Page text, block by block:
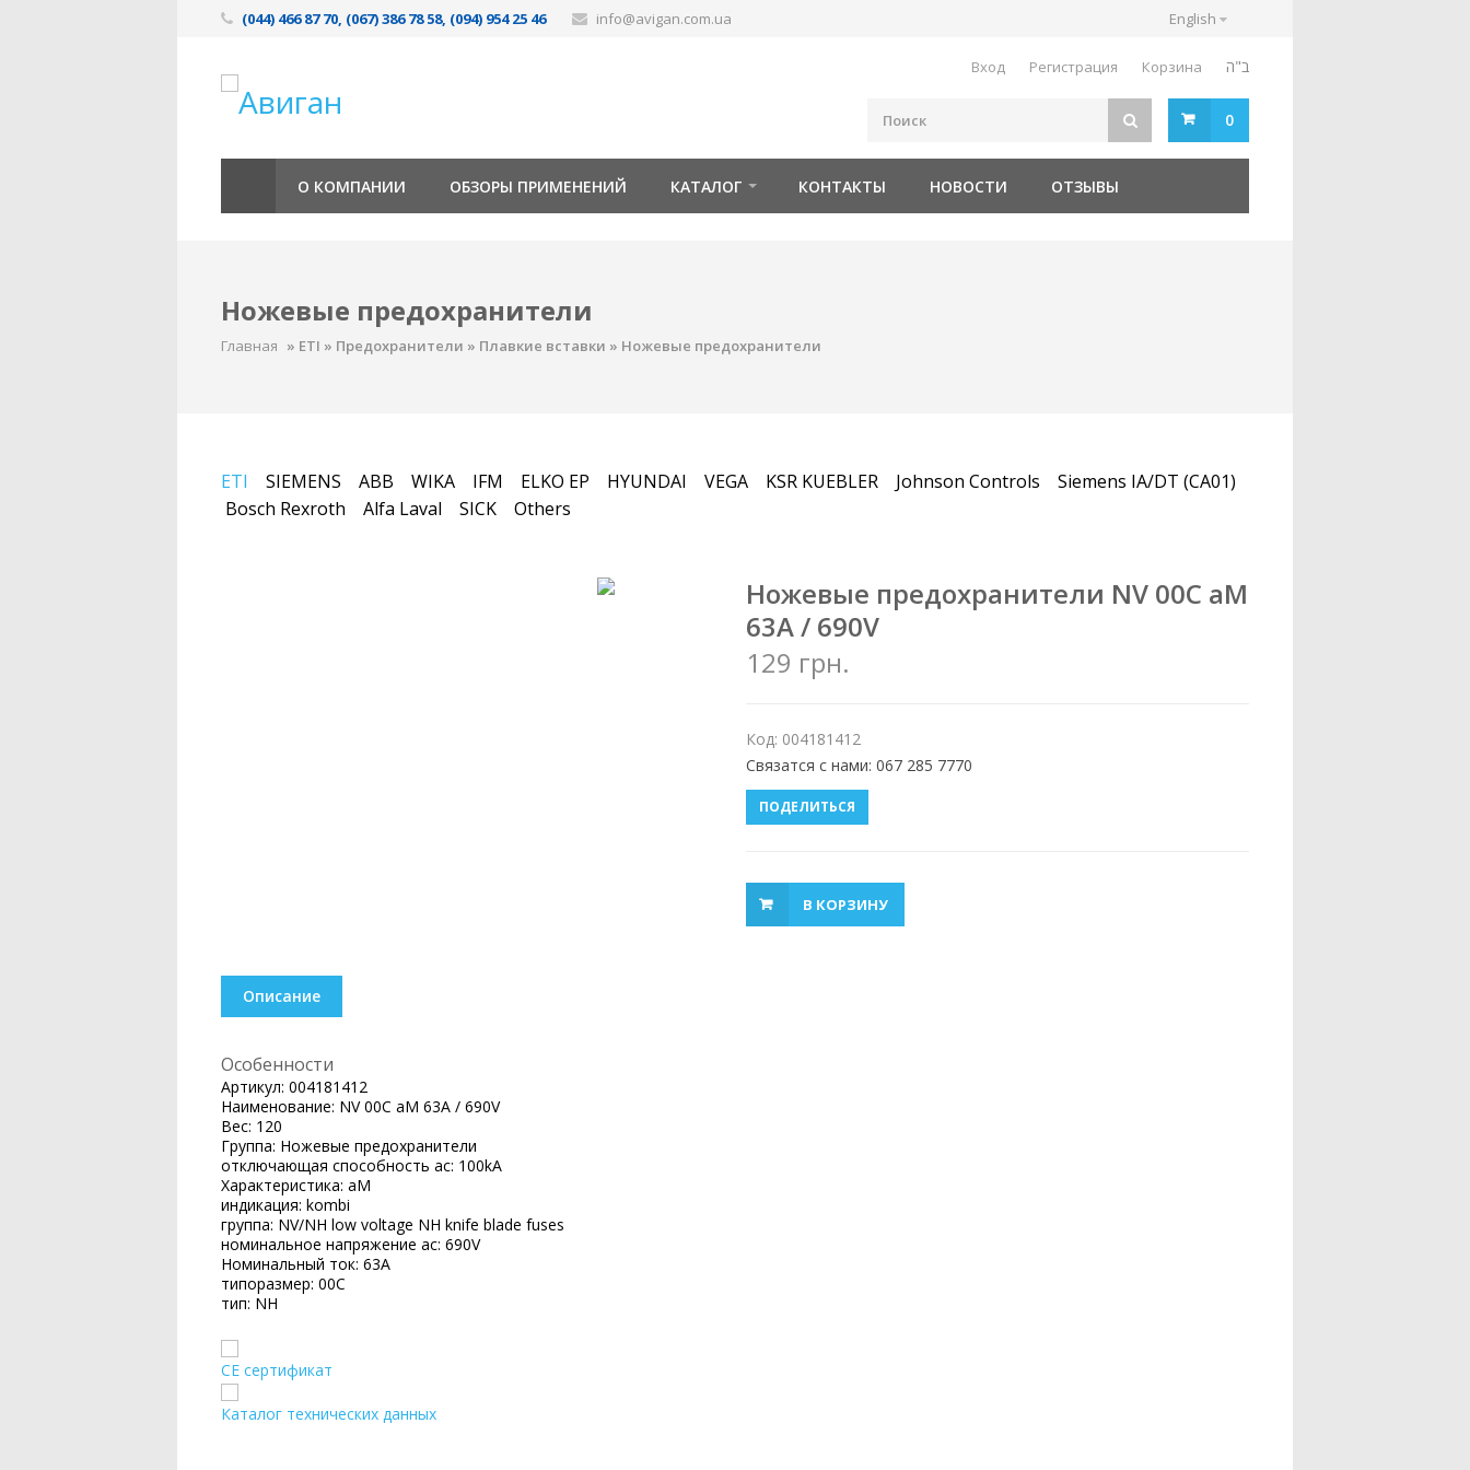
(044) 466 87 70, (067) 386 78 58, (094) 954 25 46 info@avigan.com.ua English
Вход Регистрация Корзина ב"ה
0
О КОМПАНИИ ОБЗОРЫ ПРИМЕНЕНИЙ КАТАЛОГ КОНТАКТЫ НОВОСТИ ОТЗЫВЫ
Ножевые предохранители
Главная » ETI » Предохранители » Плавкие вставки » Ножевые предохранители
ETI SIEMENS ABB WIKA IFM ELKO EP HYUNDAI VEGA KSR KUEBLER Johnson Controls
Siemens IA/DT (CA01)
Bosch Rexroth
Alfa Laval SICK Others
Ножевые предохранители NV 00C aM
63A / 690V
129 грн.
Код: 004181412
Связатся с нами: 067 285 7770
ПОДЕЛИТЬСЯ
В КОРЗИНУ
Описание
Особенности
Артикул: 004181412
Наименование: NV 00C aM 63A / 690V
Вес: 120
Группа: Ножевые предохранители
отключающая способность ac: 100kA
Характеристика: aM
индикация: kombi
группа: NV/NH low voltage NH knife blade fuses
номинальное напряжение ac: 690V
Номинальный ток: 63A
типоразмер: 00C
тип: NH
CE сертификат
Каталог технических данных